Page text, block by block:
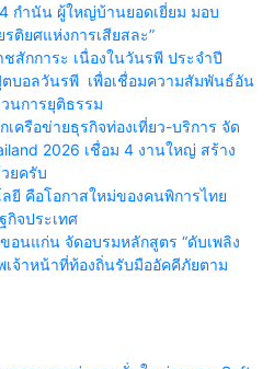
กำนัน ผู้ใหญ่บ้านยอดเยี่ยม มอบ
ติยศแห่งการเสียสละ”
สักการะ เนื่องในวันรพี ประจำปี
บอลวันรพี เพื่อเชื่อมความสัมพันธ์อัน
นการยุติธรรม
ครือข่ายธุรกิจท่องเที่ยว-บริการ จัด
2026 เชื่อม 4 งานใหญ่ สร้าง
ยครับ
ยี คือโอกาสใหม่ของคนพิการไทย
กิจประเทศ
อนแก่น จัดอบรมหลักสูตร “ดับเพลิง
จ้าหน้าที่ท้องถิ่นรับมืออัคคีภัยตาม